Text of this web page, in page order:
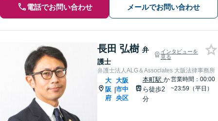
電話でお問い合わせ メールでお問い合わせ
長田 弘樹 弁
護士
インタビューを
見る
弁護士法人ALG＆Associates 大阪法律事務所
大
阪
府
|
大阪
市中
央区
本町駅 か
ら徒歩2
分
営業時間：00:00
~23:59（平日）